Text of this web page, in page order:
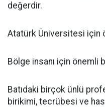
değerdir.
Atatürk Üniversitesi için
Bölge insanı için önemli
Batıdaki birçok ünlü
birikimi, tecrübesi ve